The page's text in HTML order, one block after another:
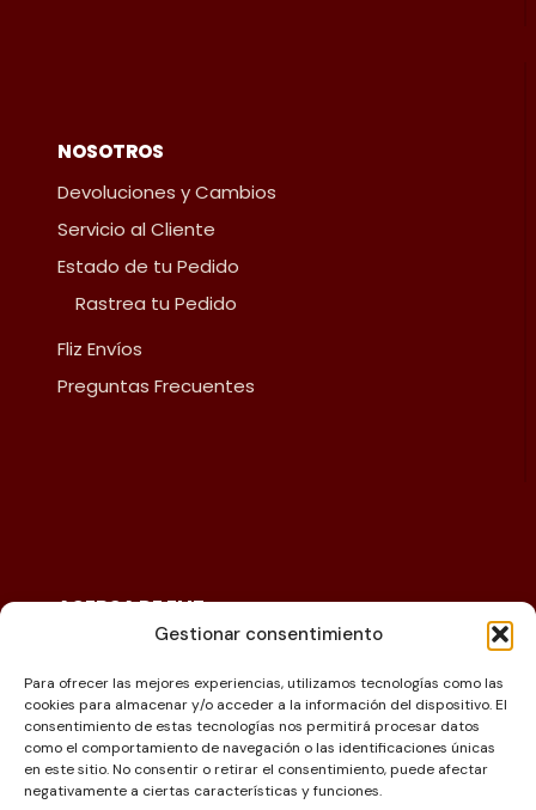
Gestionar consentimiento
Para ofrecer las mejores experiencias, utilizamos tecnologías como las
cookies para almacenar y/o acceder a la información del dispositivo. El
consentimiento de estas tecnologías nos permitirá procesar datos
como el comportamiento de navegación o las identificaciones únicas
en este sitio. No consentir o retirar el consentimiento, puede afectar
negativamente a ciertas características y funciones.
NOSOTROS
Devoluciones y Cambios
Servicio al Cliente
Estado de tu Pedido
Rastrea tu Pedido
Fliz Envíos
Preguntas Frecuentes
ACERCA DE FLIZ
Política de reembolsos y devoluciones
Política de privacidad
Términos y Condiciones
Aviso de Cumplimiento Legal
Política de Cookies